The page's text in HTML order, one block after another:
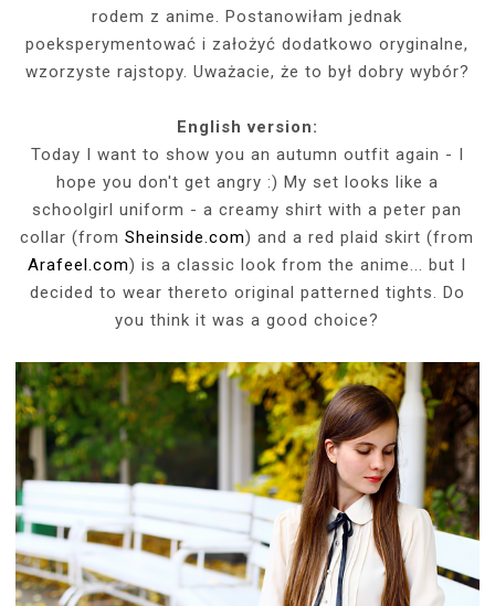
rodem z anime. Postanowiłam jednak
poeksperymentować i założyć dodatkowo oryginalne,
wzorzyste rajstopy. Uważacie, że to był dobry wybór?
English version:
Today I want to show you an autumn outfit again - I
hope you don't get angry :) My set looks like a
schoolgirl uniform - a creamy shirt with a peter pan
collar (fromSheinside.com) and a red plaid skirt (from
Arafeel.com) is a classic look from the anime... but I
decided to wear thereto original patterned tights. Do
you think it was a good choice?